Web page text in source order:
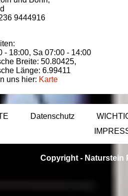
9444916
- 18:00, Sa 07:00 - 14:00
Breite: 50.80425,
Länge: 6.99411
uns hier: Karte
Datenschutz
Copyright - Naturstein